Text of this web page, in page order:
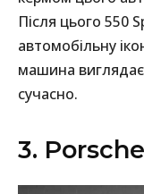
Після цього 550
автомобільну
машина
сучасно.
3.